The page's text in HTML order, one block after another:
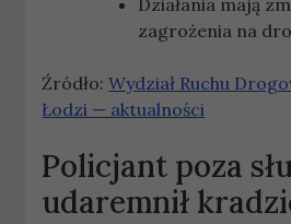
Działania mają
zagrożenia na
Źródło:Wydział Ruchu
Łodzi — aktualności
Policjant poza
udaremnił